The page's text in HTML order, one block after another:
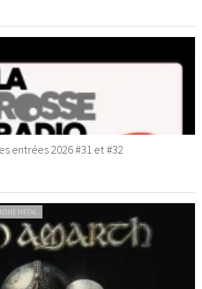
entrées 2026 #31 et #32
METAL